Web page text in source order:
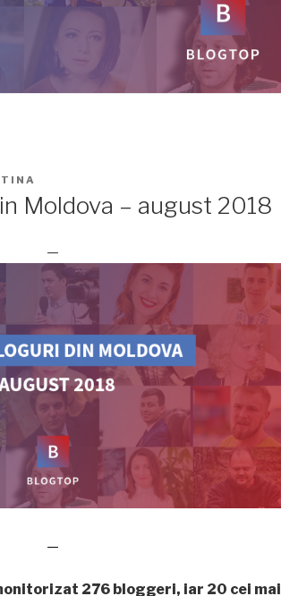
Moldova – august 2018
—
—
276 bloggeri, iar 20 cei mai